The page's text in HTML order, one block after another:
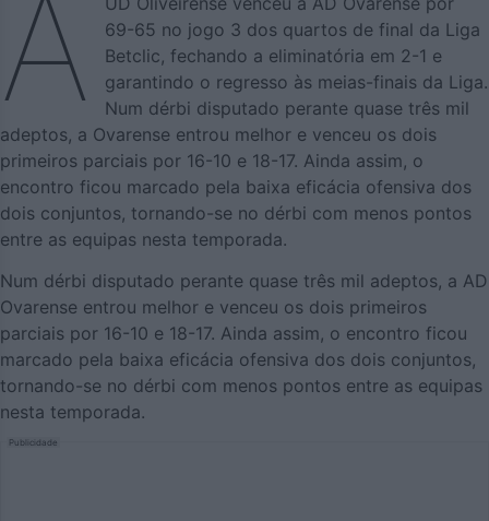
A
69-65 no jogo 3 dos quartos de final da Liga
Betclic, fechando a eliminatória em 2-1 e
garantindo o regresso às meias-finais da Liga.
Num dérbi disputado perante quase três mil
adeptos, a Ovarense entrou melhor e venceu os dois
primeiros parciais por 16-10 e 18-17. Ainda assim, o
encontro ficou marcado pela baixa eficácia ofensiva dos
dois conjuntos, tornando-se no dérbi com menos pontos
entre as equipas nesta temporada.
Num dérbi disputado perante quase três mil adeptos, a AD
Ovarense entrou melhor e venceu os dois primeiros
parciais por 16-10 e 18-17. Ainda assim, o encontro ficou
marcado pela baixa eficácia ofensiva dos dois conjuntos,
tornando-se no dérbi com menos pontos entre as equipas
nesta temporada.
Publicidade